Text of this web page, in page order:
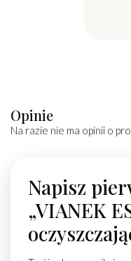
Opinie
Na razie nie ma opinii o
Napisz
„VIANEK